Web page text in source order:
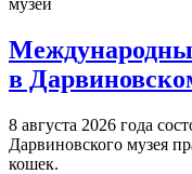
в
8 августа 2026 года
Дарвиновского музея
кошек.